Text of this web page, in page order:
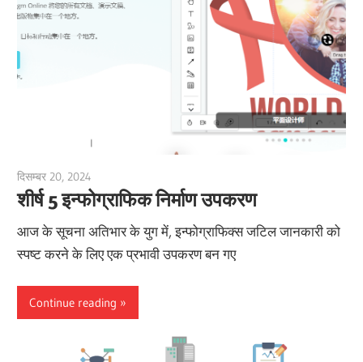
दिसम्बर 20, 2024
शीर्ष 5 इन्फोग्राफिक निर्माण उपकरण
आज के सूचना अतिभार के युग में, इन्फोग्राफिक्स जटिल जानकारी को
स्पष्ट करने के लिए एक प्रभावी उपकरण बन गए
Continue reading